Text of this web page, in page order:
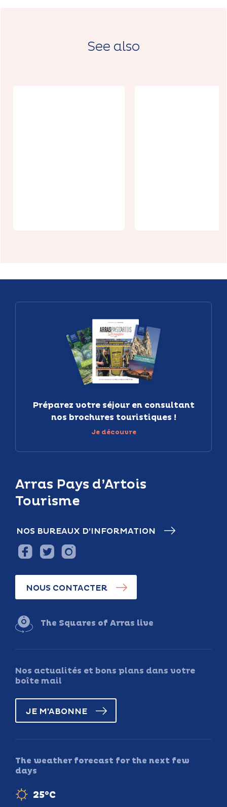
See also
Arras Pays d’Artois
Tourisme
NOS BUREAUX D’INFORMATION
NOUS CONTACTER
The Squares of Arras live
Nos actualités et bons plans dans votre
boîte mail
JE M'ABONNE
The weather forecast for the next few
days
25°C
Préparez votre séjour en consultant
nos brochures touristiques !
Je découvre